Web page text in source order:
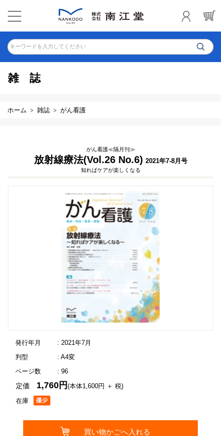
キーワードを入力してください
雑誌
ホーム 雑誌 がん看護
がん看護≪隔月刊≫
放射線療法(Vol.26 No.6) 2021年7-8月号
知ればケアが楽しくなる
発行年月
: 2021年7月
判型
: A4変
ページ数
: 96
在庫
定価 1,760円(本体1,600円 ＋ 税)